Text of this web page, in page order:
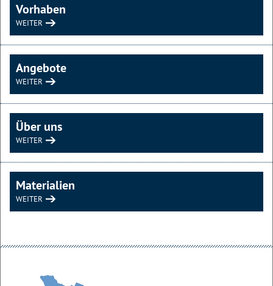
Vorhaben
WEITER
Angebote
WEITER
Über uns
WEITER
Materialien
WEITER